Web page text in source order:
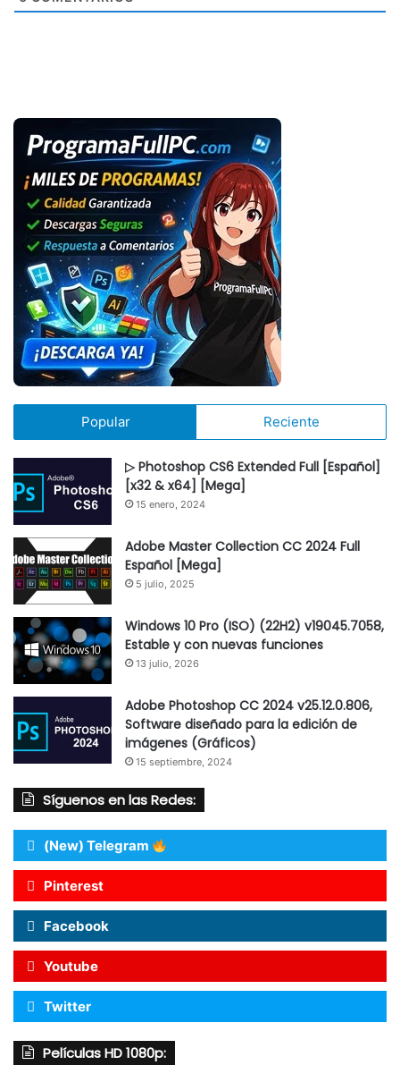
Popular Reciente
▷ Photoshop CS6 Extended Full [Español]
[x32 & x64] [Mega]
15 enero, 2024
Adobe Master Collection CC 2024 Full
Español [Mega]
5 julio, 2025
Windows 10 Pro (ISO) (22H2) v19045.7058,
Estable y con nuevas funciones
13 julio, 2026
Adobe Photoshop CC 2024 v25.12.0.806,
Software diseñado para la edición de
imágenes (Gráficos)
15 septiembre, 2024
Síguenos en las Redes:
(New) Telegram
Pinterest
Facebook
Youtube
Twitter
Películas HD 1080p: